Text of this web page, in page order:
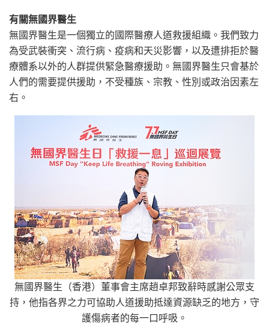
有關無國界醫生
無國界醫生是一個獨立的國際醫療人道救援組織。我們致力
為受武裝衝突、流行病、疫病和天災影響，以及遭排拒於醫
療體系以外的人群提供緊急醫療援助。無國界醫生只會基於
人們的需要提供援助，不受種族、宗教、性別或政治因素左
右。
無國界醫生（香港）董事會主席趙卓邦致辭時感謝公眾支
持，他指各界之力可協助人道援助抵達資源缺乏的地方，守
護傷病者的每一口呼吸。